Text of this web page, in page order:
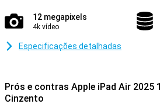
12 megapixels
4k vídeo
Especificações detalhadas
Prós e contras Apple iPad Air 2025
Cinzento